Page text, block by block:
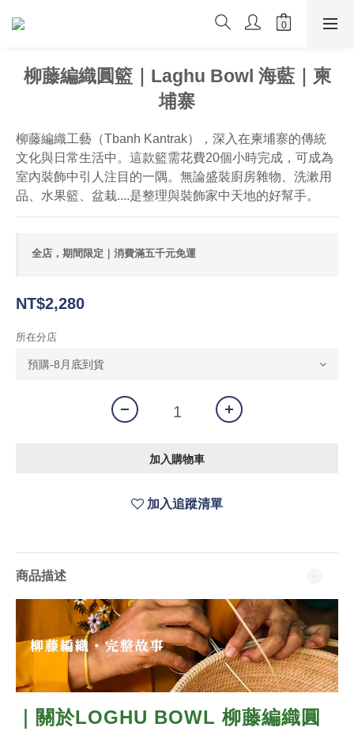
柳藤編織圓籃｜Laghu Bowl 海藍｜柬
埔寨
柳藤編織工藝（Tbanh Kantrak），深入在柬埔寨的傳統
文化與日常生活中。這款籃需花費20個小時完成，可成為
室內裝飾中引人注目的一隅。無論盛裝廚房雜物、洗漱用
品、水果籃、盆栽....是整理與裝飾家中天地的好幫手。
全店，期間限定｜消費滿五千元免運
NT$2,280
所在分店
加入購物車
加入追蹤清單
商品描述
｜關於LOGHU BOWL 柳藤編織圓